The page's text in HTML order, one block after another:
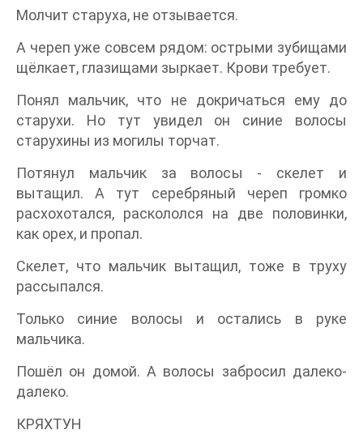
Молчит старуха, не отзывается.
А череп уже совсем рядом: острыми зубищами
щёлкает, глазищами зыркает. Крови требует.
Понял мальчик, что не докричаться ему до
старухи. Но тут увидел он синие волосы
старухины из могилы торчат.
Потянул мальчик за волосы - скелет и
вытащил. А тут серебряный череп громко
расхохотался, раскололся на две половинки,
как орех, и пропал.
Скелет, что мальчик вытащил, тоже в труху
рассыпался.
Только синие волосы и остались в руке
мальчика.
Пошёл он домой. А волосы забросил далеко-
далеко.
КРЯХТУН